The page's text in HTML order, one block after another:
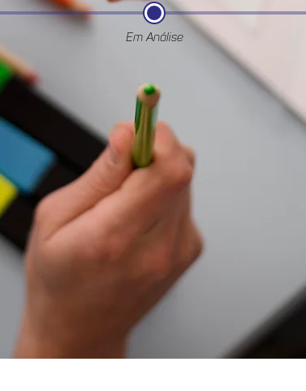
Em Análise